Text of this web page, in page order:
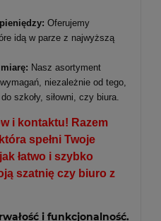
Oferujemy
idą w parze z najwyższą
Nasz asortyment
niezależnie od tego,
szkoły, siłowni, czy biura.
i kontaktu! Razem
spełni Twoje
łatwo i szybko
szatnię czy biuro z
i funkcjonalność.